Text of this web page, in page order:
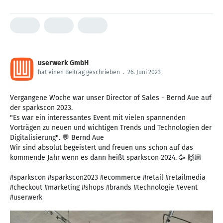
userwerk GmbH
hat einen Beitrag geschrieben . 26. Juni 2023
Vergangene Woche war unser Director of Sales - Bernd Aue auf
der sparkscon 2023.
"Es war ein interessantes Event mit vielen spannenden
Vorträgen zu neuen und wichtigen Trends und Technologien der
Digitalisierung". 💬 Bernd Aue
Wir sind absolut begeistert und freuen uns schon auf das
kommende Jahr wenn es dann heißt sparkscon 2024. 🥳 🙌🏼
#sparkscon #sparkscon2023 #ecommerce #retail #retailmedia
#checkout #marketing #shops #brands #technologie #event
#userwerk